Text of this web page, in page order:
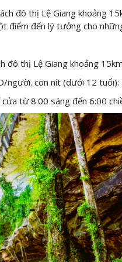
đô thị Lệ Giang khoảng
điểm đến lý tưởng cho
đô thị Lệ Giang khoảng 15km
người. con nít (dưới 12
từ 8:00 sáng đến 6:00